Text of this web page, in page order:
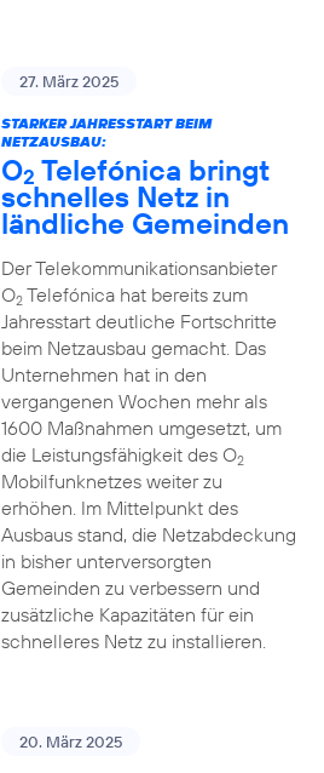
27. März 2025
STARKER JAHRESSTART BEIM
NETZAUSBAU:
O2 Telefónica bringt
schnelles Netz in
ländliche Gemeinden
Der Telekommunikationsanbieter
O2Telefónica hat bereits zum
Jahresstart deutliche Fortschritte
beim Netzausbau gemacht. Das
Unternehmen hat in den
vergangenen Wochen mehr als
1600 Maßnahmen umgesetzt, um
die Leistungsfähigkeit des O2
Mobilfunknetzes weiter zu
erhöhen. Im Mittelpunkt des
Ausbaus stand, die Netzabdeckung
in bisher unterversorgten
Gemeinden zu verbessern und
zusätzliche Kapazitäten für ein
schnelleres Netz zu installieren.
20. März 2025